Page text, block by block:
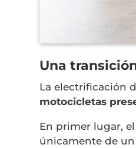
Una
La electrificación
motocicletas
En primer lugar,
únicamente de